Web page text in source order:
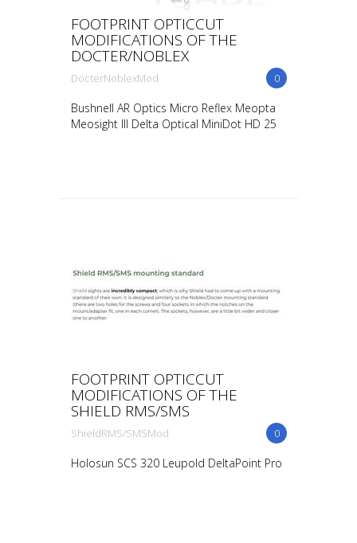
FOOTPRINT OPTICCUT
MODIFICATIONS OF THE
DOCTER/NOBLEX
0
DocterNoblexMod
Bushnell AR Optics Micro Reflex Meopta
Meosight III Delta Optical MiniDot HD 25
FOOTPRINT OPTICCUT
MODIFICATIONS OF THE
SHIELD RMS/SMS
0
ShieldRMS/SMSMod
Holosun SCS 320 Leupold DeltaPoint Pro